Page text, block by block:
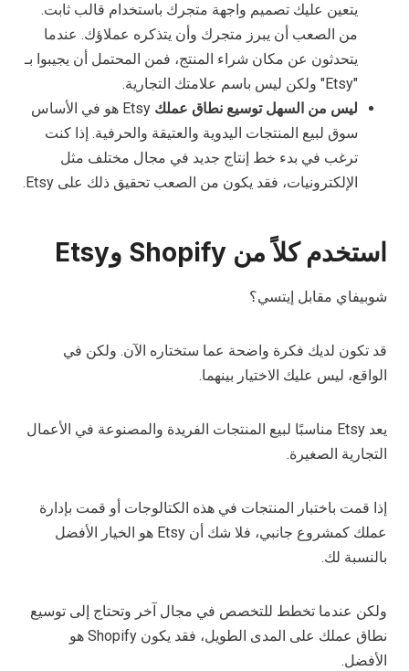
يتعين عليك تصميم واجهة متجرك باستخدام قالب ثابت.
من الصعب أن يبرز متجرك وأن يتذكره عملاؤك. عندما
يتحدثون عن مكان شراء المنتج، فمن المحتمل أن يجيبوا بـ
"Etsy" ولكن ليس باسم علامتك التجارية.
ليس من السهل توسيع نطاق عملك
Etsy هو في الأساس
سوق لبيع المنتجات اليدوية والعتيقة والحرفية. إذا كنت
ترغب في بدء خط إنتاج جديد في مجال مختلف مثل
الإلكترونيات، فقد يكون من الصعب تحقيق ذلك على Etsy.
استخدم كلاً من Shopify وEtsy
شوبيفاي مقابل إيتسي؟
قد تكون لديك فكرة واضحة عما ستختاره الآن. ولكن في
الواقع، ليس عليك الاختيار بينهما.
يعد Etsy مناسبًا لبيع المنتجات الفريدة والمصنوعة في الأعمال
التجارية الصغيرة.
إذا قمت باختبار المنتجات في هذه الكتالوجات أو قمت بإدارة
عملك كمشروع جانبي، فلا شك أن Etsy هو الخيار الأفضل
بالنسبة لك.
ولكن عندما تخطط للتخصص في مجال آخر وتحتاج إلى توسيع
نطاق عملك على المدى الطويل، فقد يكون Shopify هو
الأفضل.